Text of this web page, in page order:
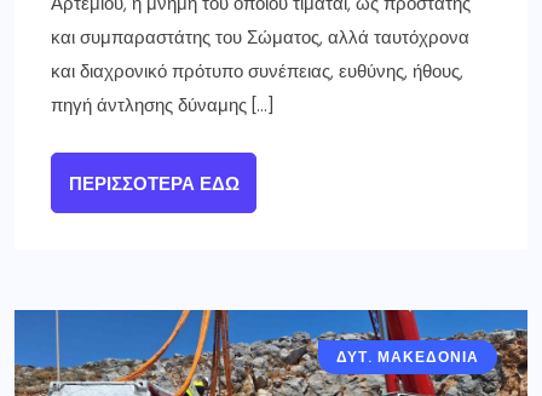
και συμπαραστάτης του Σώματος, αλλά ταυτόχρονα
και διαχρονικό πρότυπο συνέπειας, ευθύνης, ήθους,
πηγή άντλησης δύναμης […]
ΠΕΡΙΣΣΌΤΕΡΑ ΕΔΏ
ΔΥΤ. ΜΑΚΕΔΟΝΙΑ